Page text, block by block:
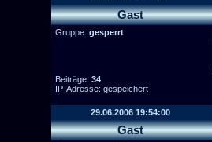
Gast
Gruppe: gesperrt
Beiträge: 34
IP-Adresse: gespeichert
29.06.2006 19:54:00
Gast